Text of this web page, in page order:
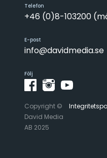
Telefon
+46 (0)8-103200
E-post
info@davidmedia.se
Följ
Copyright ©
David Media
AB 2025